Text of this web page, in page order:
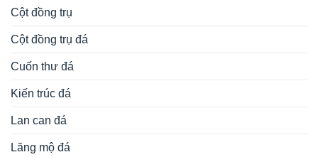
Cột đồng trụ
Cột đồng trụ đá
Cuốn thư đá
Kiến trúc đá
Lan can đá
Lăng mộ đá